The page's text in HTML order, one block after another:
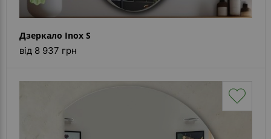
Дзеркало Inox S
від 8 937 грн